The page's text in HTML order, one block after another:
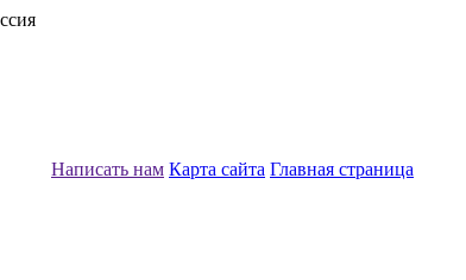
Написать нам Карта сайта Главная страница